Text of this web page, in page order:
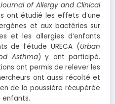
of Allergy and Clinical
ont étudié les effets d’une
et aux bactéries sur
et les allergies d’enfants
de l’étude URECA (Urban
Asthma) y ont participé.
ont permis de relever les
ont aussi récolté et
de la poussière récupérée
enfants.